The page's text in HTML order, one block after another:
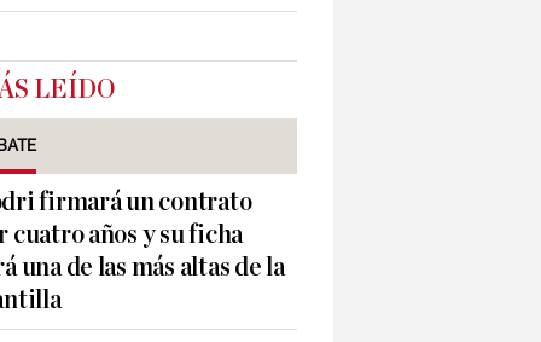
LEÍDO
firmará un contrato
cuatro años y su ficha
una de las más altas de la